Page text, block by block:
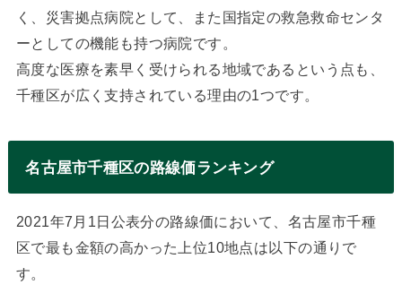
く、災害拠点病院として、また国指定の救急救命センタ
ーとしての機能も持つ病院です。
高度な医療を素早く受けられる地域であるという点も、
千種区が広く支持されている理由の1つです。
名古屋市千種区の路線価ランキング
2021年7月1日公表分の路線価において、名古屋市千種
区で最も金額の高かった上位10地点は以下の通りで
す。